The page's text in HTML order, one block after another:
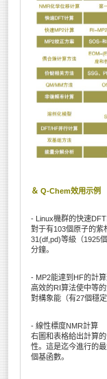
＆ Q-Chem效用示例
- Linux機群的快速
對于有103個原子的紫
31(df,pd)等級（1925
分鐘。
- MP2能達到HF的計
高效的RI算法使中等
對構象能（有27個穩
- 線性標度NMR計算
右圖和表格給出計算
性。這是迄今進行的
個基函數。